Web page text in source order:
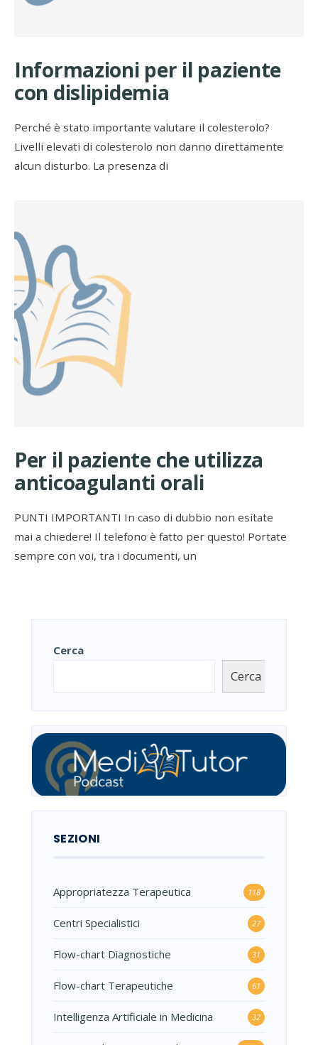
Informazioni per il paziente
con dislipidemia
Perché è stato importante valutare il colesterolo?
Livelli elevati di colesterolo non danno direttamente
alcun disturbo. La presenza di
Per il paziente che utilizza
anticoagulanti orali
PUNTI IMPORTANTI In caso di dubbio non esitate
mai a chiedere! Il telefono è fatto per questo! Portate
sempre con voi, tra i documenti, un
Cerca
Cerca
SEZIONI
Appropriatezza Terapeutica 118
Centri Specialistici 27
Flow-chart Diagnostiche 31
Flow-chart Terapeutiche 61
Intelligenza Artificiale in Medicina 32